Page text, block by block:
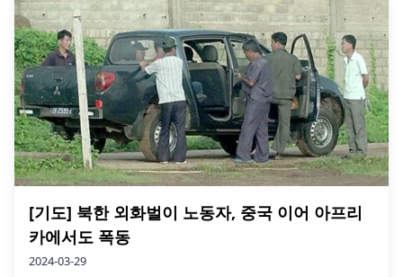
[기도] 북한 외화벌이 노동자, 중국 이어 아프리
카에서도 폭동
2024-03-29